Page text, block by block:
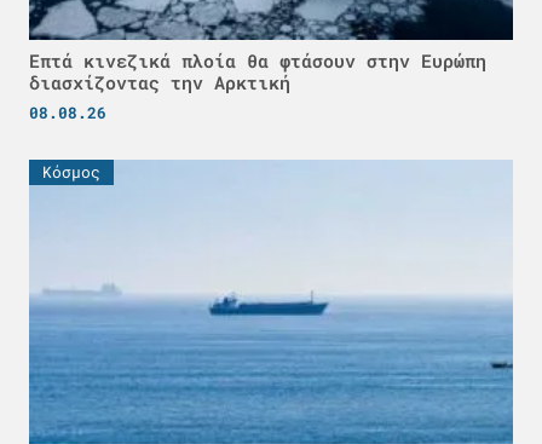
Επτά κινεζικά πλοία θα φτάσουν στην Ευρώπη
διασχίζοντας την Αρκτική
08.08.26
Κόσμος